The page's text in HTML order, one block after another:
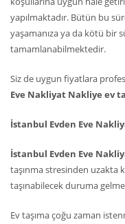
yapılmaktadır. Bütün bu
yaşamanıza ya da kötü bir
tamamlanabilmektedir.
Siz de uygun fiyatlara
Eve Nakliyat Nakliye ev
İstanbul Evden Eve
İstanbul Evden Eve
taşınma stresinden uzakta
taşınabilecek duruma
Ev taşıma çoğu zaman